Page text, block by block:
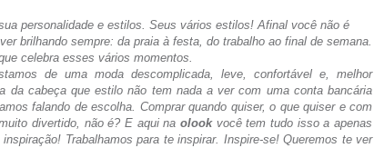
personalidade e estilos. Seus vários estilos! Afinal você não é
brilhando sempre: da praia à festa, do trabalho ao final de semana.
celebra esses vários momentos.
de uma moda descomplicada, leve, confortável e, melhor
da cabeça que estilo não tem nada a ver com uma conta bancária
falando de escolha. Comprar quando quiser, o que quiser e com
divertido, não é? E aqui naolookvocê tem tudo isso a apenas
Trabalhamos para te inspirar. Inspire-se!Queremos te ver